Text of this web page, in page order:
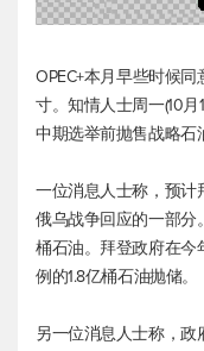
OPEC+本月早些时候
寸。知情人士周一(10
中期选举前抛售战略石
一位消息人士称，预计
俄乌战争回应的一部分
桶石油。拜登政府在今
例的1.8亿桶石油抛储。
另一位消息人士称，政